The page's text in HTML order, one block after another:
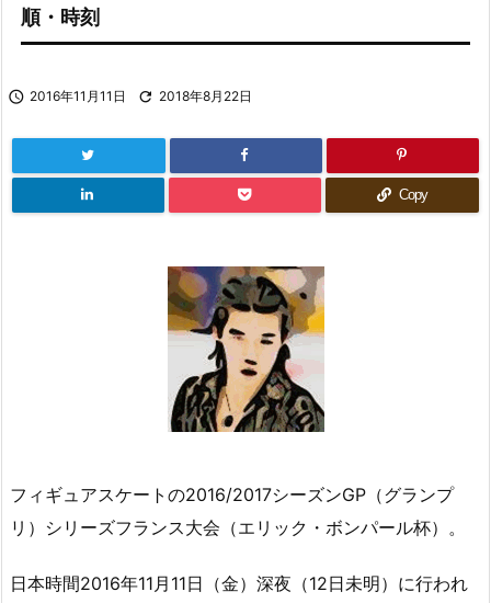
順・時刻
 2016年11月11日  2018年8月22日
Copy
フィギュアスケートの2016/2017シーズンGP（グランプ
リ）シリーズフランス大会（エリック・ボンパール杯）。
日本時間2016年11月11日（金）深夜（12日未明）に行われ